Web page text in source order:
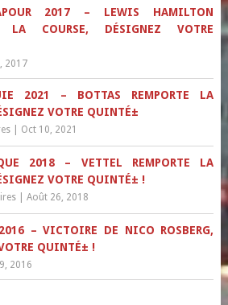
2017 – LEWIS HAMILTON
LA COURSE, DÉSIGNEZ VOTRE
2017
2021 – BOTTAS REMPORTE LA
VOTRE QUINTÉ±
| Oct 10, 2021
2018 – VETTEL REMPORTE LA
VOTRE QUINTÉ± !
| Août 26, 2018
– VICTOIRE DE NICO ROSBERG,
QUINTÉ± !
2016